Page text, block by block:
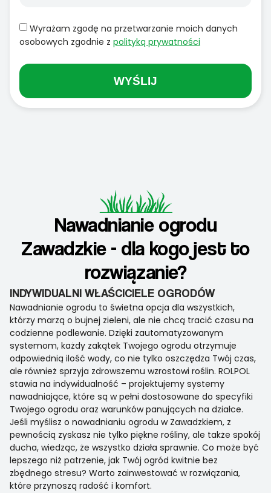
Wyrażam zgodę na przetwarzanie moich danych
osobowych zgodnie z polityką prywatności
WYŚLIJ
Nawadnianie ogrodu
Zawadzkie - dla kogo jest to
rozwiązanie?
INDYWIDUALNI WŁAŚCICIELE OGRODÓW
Nawadnianie ogrodu to świetna opcja dla wszystkich,
którzy marzą o bujnej zieleni, ale nie chcą tracić czasu na
codzienne podlewanie. Dzięki zautomatyzowanym
systemom, każdy zakątek Twojego ogrodu otrzymuje
odpowiednią ilość wody, co nie tylko oszczędza Twój czas,
ale również sprzyja zdrowszemu wzrostowi roślin. ROLPOL
stawia na indywidualność – projektujemy systemy
nawadniające, które są w pełni dostosowane do specyfiki
Twojego ogrodu oraz warunków panujących na działce.
Jeśli myślisz o nawadnianiu ogrodu w Zawadzkiem, z
pewnością zyskasz nie tylko piękne rośliny, ale także spokój
ducha, wiedząc, że wszystko działa sprawnie. Co może być
lepszego niż patrzenie, jak Twój ogród kwitnie bez
zbędnego stresu? Warto zainwestować w rozwiązania,
które przynoszą radość i komfort.